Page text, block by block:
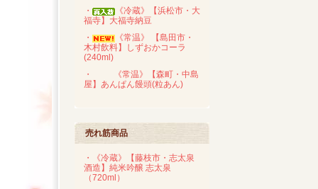
・
《冷蔵》【浜松市・大
福寺】大福寺納豆
・
《常温》 【島田市・
木村飲料】しずおかコーラ
(240ml)
・
《常温》【森町・中島
屋】あんぱん饅頭(粒あん)
売れ筋商品
・《冷蔵》【藤枝市・志太泉
酒造】純米吟醸 志太泉
（720ml）